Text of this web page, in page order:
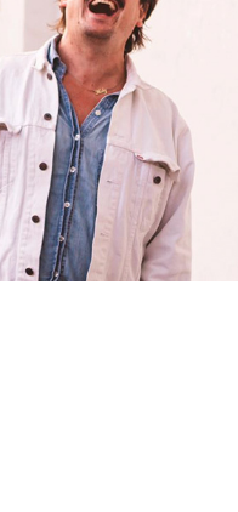
Nouki
2022